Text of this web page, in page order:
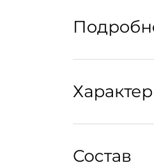
Храните в
Состав